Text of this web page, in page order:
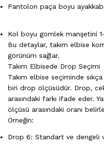
Pantolon paça boyu
Kol boyu gömlek manşetini
Bu detaylar, takım elbise
görünüm sağlar.
Takım Elbisede Drop Seçimi
Takım elbise seçiminde
biri drop ölçüsüdür. Drop,
arasındaki farkı ifade eder.
ölçüsü arasındaki oranı
Örneğin:
Drop 6: Standart ve dengeli